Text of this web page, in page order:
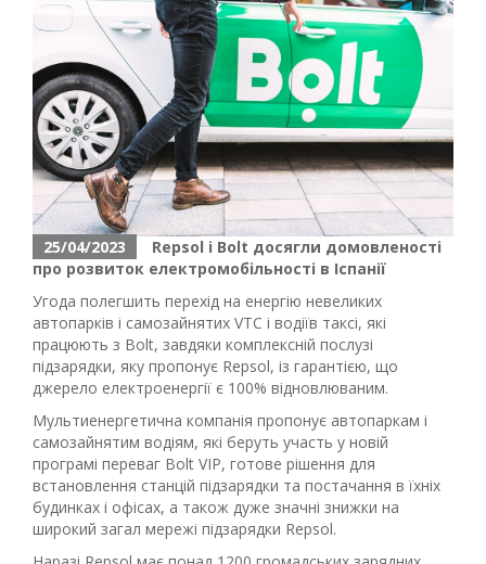
25/04/2023
Repsol і Bolt досягли домовленості
про розвиток електромобільності в Іспанії
Угода полегшить перехід на енергію невеликих
автопарків і самозайнятих VTC і водіїв таксі, які
працюють з Bolt, завдяки комплексній послузі
підзарядки, яку пропонує Repsol, із гарантією, що
джерело електроенергії є 100% відновлюваним.
Мультиенергетична компанія пропонує автопаркам і
самозайнятим водіям, які беруть участь у новій
програмі переваг Bolt VIP, готове рішення для
встановлення станцій підзарядки та постачання в їхніх
будинках і офісах, а також дуже значні знижки на
широкий загал мережі підзарядки Repsol.